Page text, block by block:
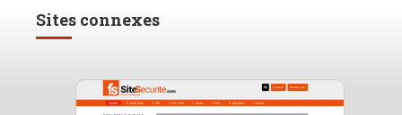
Sites connexes